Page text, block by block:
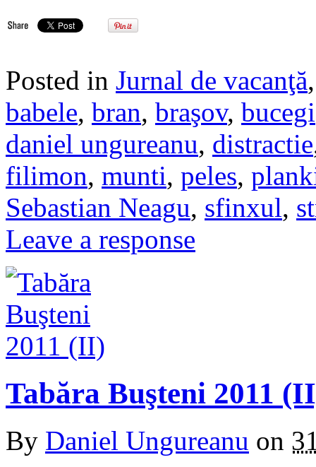
Posted in Jurnal de vacanţă
babele, bran, braşov, bucegi
daniel ungureanu, distractie
filimon, munti, peles,
Sebastian Neagu, sfinxul,
Leave a response
Tabăra Buşteni 2011
By Daniel Ungureanu on